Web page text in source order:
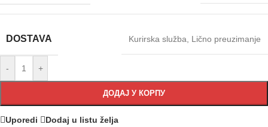
DOSTAVA Kurirska služba, Lično preuzimanje
- +
ДОДАЈ У КОРПУ
Uporedi Dodaj u listu želja